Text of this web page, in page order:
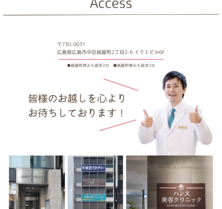
〒730-0031
広島県広島市中区紙屋町2丁目2-6 イワミビル6F
●紙屋町西から徒歩2分 ●紙屋町東から徒歩2分